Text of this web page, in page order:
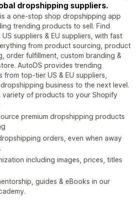
dropshipping suppliers.
a one-stop shop dropshipping app
trending products to sell. Find
suppliers & EU suppliers, with fast
from product sourcing, product
order fulfillment, custom branding &
AutoDS provides trending
top-tier US & EU suppliers,
business to the next level.
variety of products to your Shopify
premium dropshipping products
orders, even when away
including images, prices, titles
guides & eBooks in our